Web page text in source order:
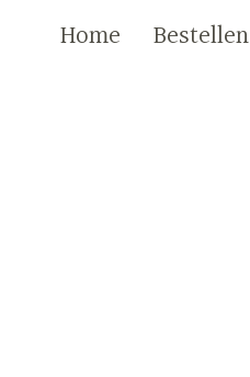
Home Bestellen